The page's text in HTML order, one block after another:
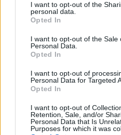
I want to opt-out of the
personal data.
Opted In
I want to opt-out of the Sale
Personal Data.
Opted In
I want to opt-out of
Personal Data for Targeted
Opted In
I want to opt-out of
Retention, Sale, and/or
Personal Data that Is
Purposes for which it was
Sutinku su taisyklėmis
Serviceapply.